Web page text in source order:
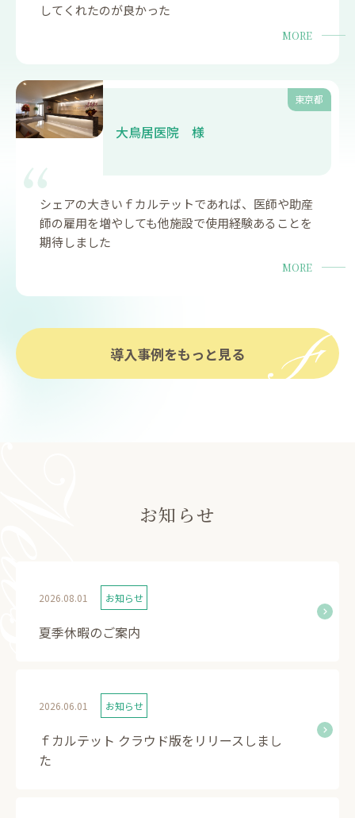
してくれたのが良かった
MORE
大鳥居医院 様
東京都
シェアの大きいｆカルテットであれば、医師や助産
師の雇用を増やしても他施設で使用経験あることを
期待しました
MORE
導入事例をもっと見る
お知らせ
2026.08.01 お知らせ
夏季休暇のご案内
2026.06.01 お知らせ
ｆカルテット クラウド版をリリースしまし
た